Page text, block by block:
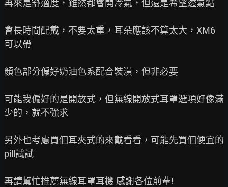
再來是舒適度，雖然都會開冷氣，但還是希望透氣點
會長時間配戴，不要太重，耳朵應該不算太大，XM6
可以帶
顏色部分偏好奶油色系配合裝潢，但非必要
可能我偏好的是開放式，但無線開放式耳罩選項好像滿
少的，就不強求
另外也考慮買個耳夾式的來戴看看，可能先買個便宜的
pill試試
再請幫忙推薦無線耳罩耳機 感謝各位前輩!